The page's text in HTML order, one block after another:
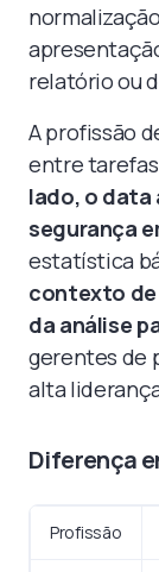
relatório ou
A profissão
entre
lado, o data
segurança
estatística
contexto de
da análise
gerentes de
alta
Diferença
Profissão